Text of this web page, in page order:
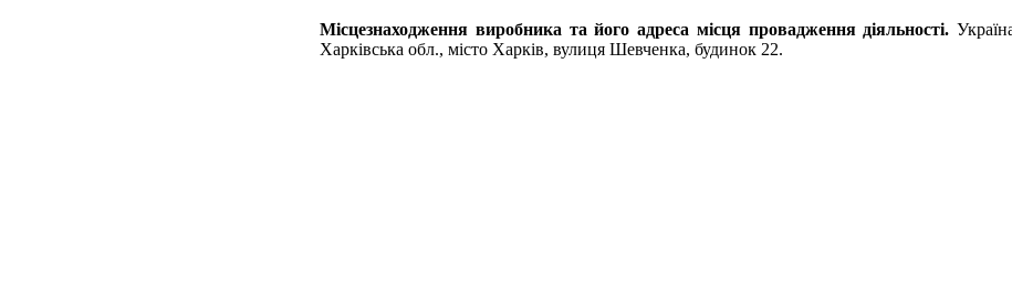
Місцезнаходження виробника та його адреса місця провадження діяльності.
Харківська обл., місто Харків, вулиця Шевченка, будинок 22.